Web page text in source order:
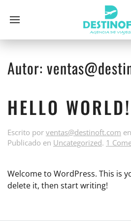
Autor:
HELLO WORLD!
Escrito por ventas@destinoft.com en
Publicado en Uncategorized. 1
Welcome to WordPress. This is
delete it, then start writing!